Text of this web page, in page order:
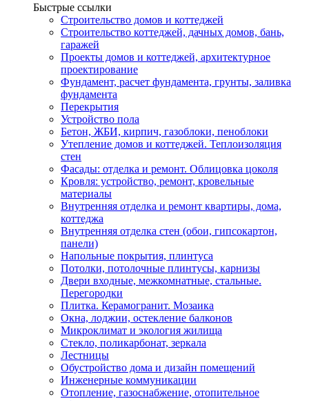
Быстрые ссылки
Строительство домов и коттеджей
Строительство коттеджей, дачных домов, бань,
гаражей
Проекты домов и коттеджей, архитектурное
проектирование
Фундамент, расчет фундамента, грунты, заливка
фундамента
Перекрытия
Устройство пола
Бетон, ЖБИ, кирпич, газоблоки, пеноблоки
Утепление домов и коттеджей. Теплоизоляция
стен
Фасады: отделка и ремонт. Облицовка цоколя
Кровля: устройство, ремонт, кровельные
материалы
Внутренняя отделка и ремонт квартиры, дома,
коттеджа
Внутренняя отделка стен (обои, гипсокартон,
панели)
Напольные покрытия, плинтуса
Потолки, потолочные плинтусы, карнизы
Двери входные, межкомнатные, стальные.
Перегородки
Плитка. Керамогранит. Мозаика
Окна, лоджии, остекление балконов
Микроклимат и экология жилища
Стекло, поликарбонат, зеркала
Лестницы
Обустройство дома и дизайн помещений
Инженерные коммуникации
Отопление, газоснабжение, отопительное